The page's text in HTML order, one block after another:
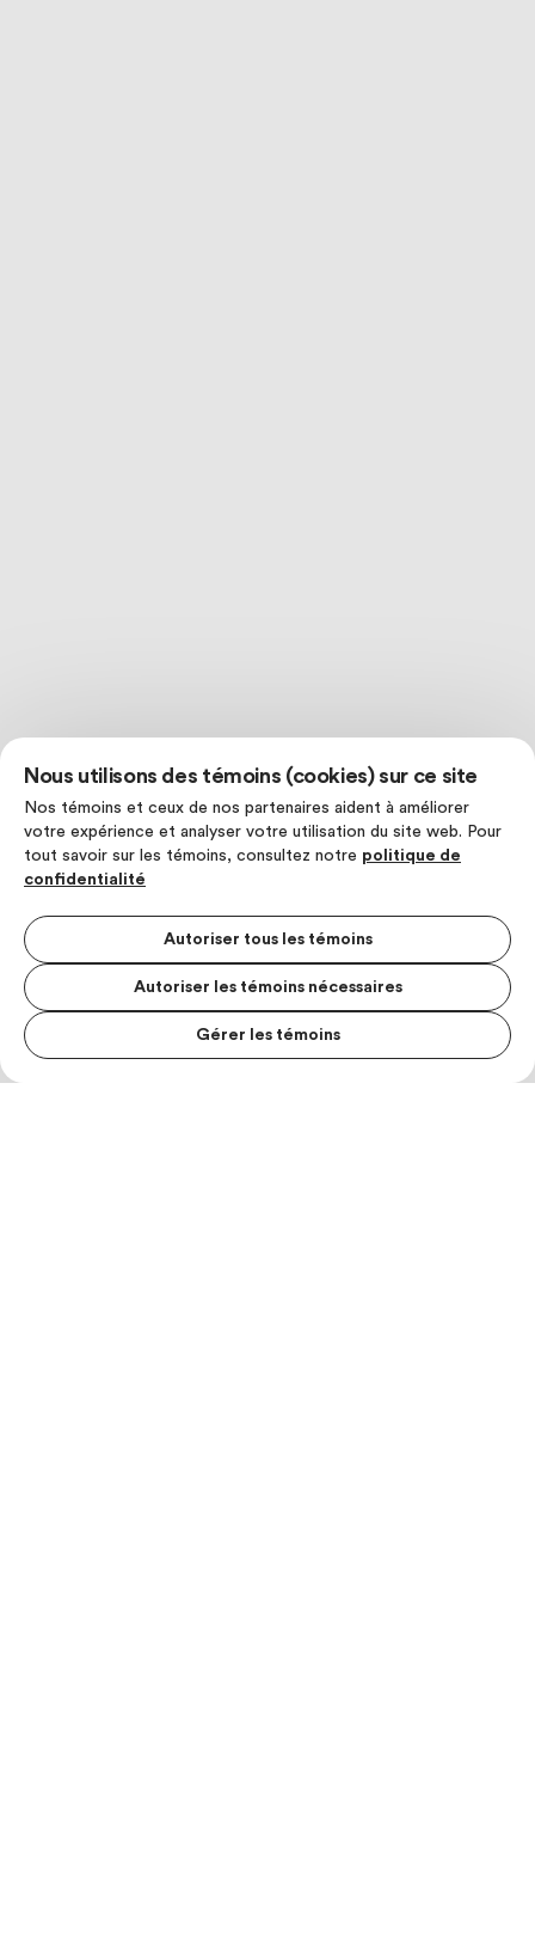
Nous utilisons des témoins (cookies) sur ce site
Nos témoins et ceux de nos partenaires aident à améliorer
votre expérience et analyser votre utilisation du site web. Pour
tout savoir sur les témoins, consultez notre politique de
confidentialité
Autoriser tous les témoins
Autoriser les témoins nécessaires
Gérer les témoins
MENU